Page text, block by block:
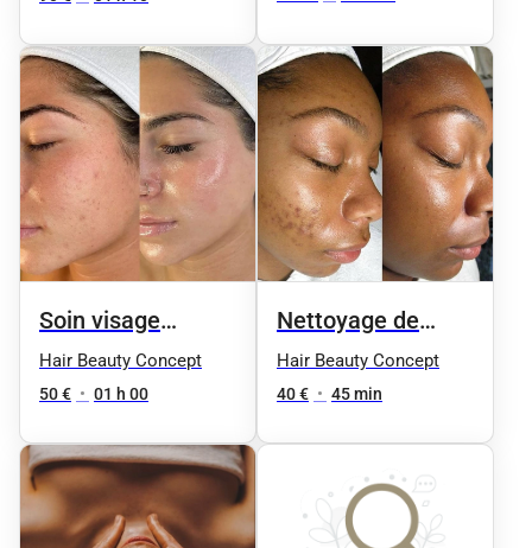
à mixtes
déshydratées)
Soin visage
hydratant +
massage relaxant
Hair Beauty Concept
50 € • 01 h 00
Nettoyage de
peau en
profondeur
Hair Beauty Concept
40 € • 45 min